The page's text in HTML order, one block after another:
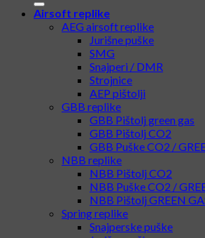
Airsoft replike
AEG airsoft replike
Jurišne puške
SMG
Snajperi / DMR
Strojnice
AEP pištolji
GBB replike
GBB Pištolj green gas
GBB Pištolj CO2
GBB Puške CO2 /
NBB replike
NBB Pištolj CO2
NBB Puške CO2 /
NBB Pištolj GREEN
Spring replike
Snajperske puške